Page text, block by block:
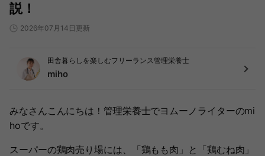
説！
2026年07月14日更新
田舎暮らしを楽しむフリーランス管理栄養士
miho
みなさんこんにちは！管理栄養士でヨムーノライターのmi
hoです。
スーパーの鶏肉売り場には、「鶏もも肉」と「鶏むね肉」